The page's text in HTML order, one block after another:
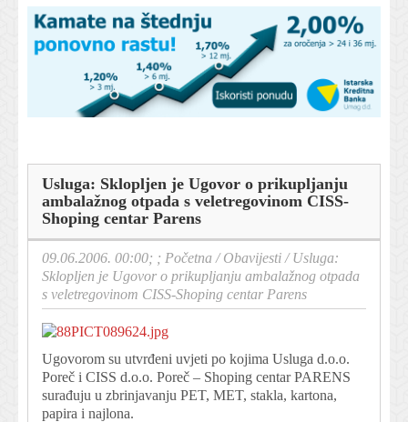
Usluga: Sklopljen je Ugovor o prikupljanju
ambalažnog otpada s veletregovinom CISS-
Shoping centar Parens
09.06.2006. 00:00; ; Početna /Obavijesti /Usluga:
Sklopljen je Ugovor o prikupljanju ambalažnog otpada
s veletregovinom CISS-Shoping centar Parens
Ugovorom su utvrđeni uvjeti po kojima Usluga d.o.o.
Poreč i CISS d.o.o. Poreč – Shoping centar PARENS
surađuju u zbrinjavanju PET, MET, stakla, kartona,
papira i najlona.